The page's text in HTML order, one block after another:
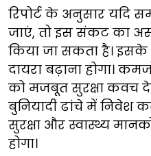
रिपोर्ट के अनुसार यदि
जाएं, तो इस संकट का
किया जा सकता है। इसके
दायरा बढ़ाना होगा।
को मजबूत सुरक्षा कवच
बुनियादी ढांचे में निवेश
सुरक्षा और स्वास्थ्य
होगा।